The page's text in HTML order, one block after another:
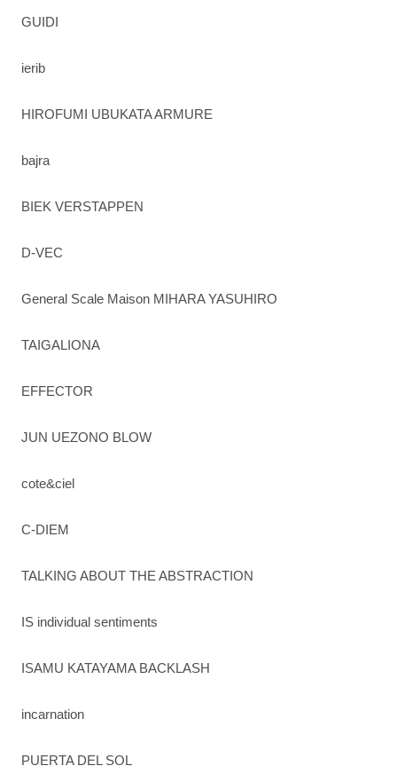
GUIDI
ierib
HIROFUMI UBUKATA ARMURE
bajra
BIEK VERSTAPPEN
D-VEC
General Scale Maison MIHARA YASUHIRO
TAIGALIONA
EFFECTOR
JUN UEZONO BLOW
cote&ciel
C-DIEM
TALKING ABOUT THE ABSTRACTION
IS individual sentiments
ISAMU KATAYAMA BACKLASH
incarnation
PUERTA DEL SOL